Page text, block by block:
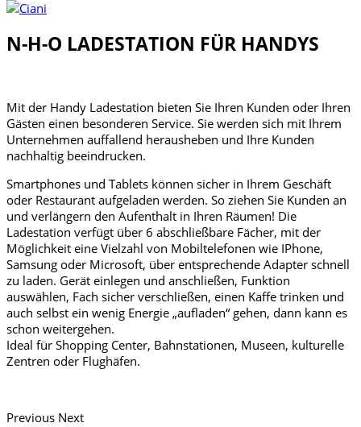
N-H-O LADESTATION FÜR HANDYS
Mit der Handy Ladestation bieten Sie Ihren Kunden oder Ihren
Gästen einen besonderen Service. Sie werden sich mit Ihrem
Unternehmen auffallend herausheben und Ihre Kunden
nachhaltig beeindrucken.
Smartphones und Tablets können sicher in Ihrem Geschäft
oder Restaurant aufgeladen werden. So ziehen Sie Kunden an
und verlängern den Aufenthalt in Ihren Räumen! Die
Ladestation verfügt über 6 abschließbare Fächer, mit der
Möglichkeit eine Vielzahl von Mobiltelefonen wie IPhone,
Samsung oder Microsoft, über entsprechende Adapter schnell
zu laden. Gerät einlegen und anschließen, Funktion
auswählen, Fach sicher verschließen, einen Kaffe trinken und
auch selbst ein wenig Energie „aufladen“ gehen, dann kann es
schon weitergehen.
Ideal für Shopping Center, Bahnstationen, Museen, kulturelle
Zentren oder Flughäfen.
Previous Next